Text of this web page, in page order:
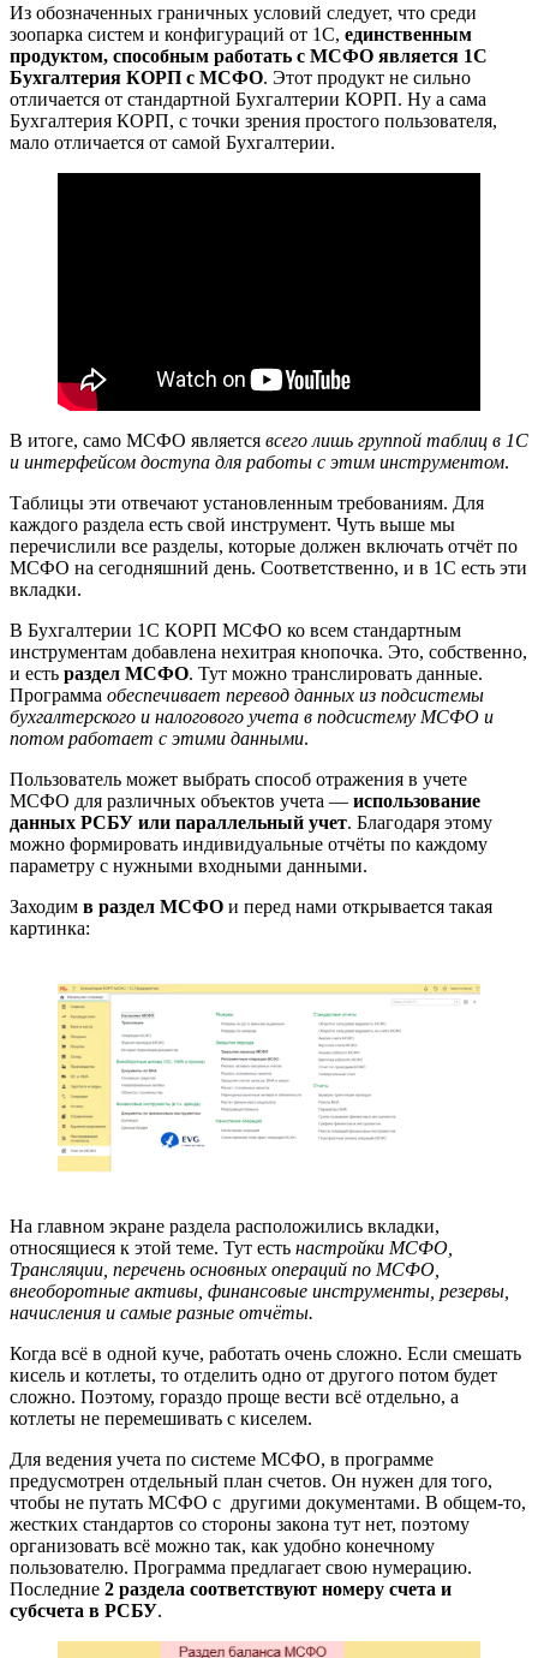
Из обозначенных граничных условий следует, что среди
зоопарка систем и конфигураций от 1С, единственным
продуктом, способным работать с МСФО является 1С
Бухгалтерия КОРП с МСФО. Этот продукт не сильно
отличается от стандартной Бухгалтерии КОРП. Ну а сама
Бухгалтерия КОРП, с точки зрения простого пользователя,
мало отличается от самой Бухгалтерии.
В итоге, само МСФО является всего лишь группой таблиц в 1С
и интерфейсом доступа для работы с этим инструментом.
Таблицы эти отвечают установленным требованиям. Для
каждого раздела есть свой инструмент. Чуть выше мы
перечислили все разделы, которые должен включать отчёт по
МСФО на сегодняшний день. Соответственно, и в 1С есть эти
вкладки.
В Бухгалтерии 1С КОРП МСФО ко всем стандартным
инструментам добавлена нехитрая кнопочка. Это, собственно,
и есть раздел МСФО. Тут можно транслировать данные.
Программа обеспечивает перевод данных из подсистемы
бухгалтерского и налогового учета в подсистему МСФО и
потом работает с этими данными.
Пользователь может выбрать способ отражения в учете
МСФО для различных объектов учета — использование
данных РСБУ или параллельный учет. Благодаря этому
можно формировать индивидуальные отчёты по каждому
параметру с нужными входными данными.
Заходим в раздел МСФО и перед нами открывается такая
картинка:
На главном экране раздела расположились вкладки,
относящиеся к этой теме. Тут есть настройки МСФО,
Трансляции, перечень основных операций по МСФО,
внеоборотные активы, финансовые инструменты, резервы,
начисления и самые разные отчёты.
Когда всё в одной куче, работать очень сложно. Если смешать
кисель и котлеты, то отделить одно от другого потом будет
сложно. Поэтому, гораздо проще вести всё отдельно, а
котлеты не перемешивать с киселем.
Для ведения учета по системе МСФО, в программе
предусмотрен отдельный план счетов. Он нужен для того,
чтобы не путать МСФО с другими документами. В общем-то,
жестких стандартов со стороны закона тут нет, поэтому
организовать всё можно так, как удобно конечному
пользователю. Программа предлагает свою нумерацию.
Последние 2 раздела соответствуют номеру счета и
субсчета в РСБУ.